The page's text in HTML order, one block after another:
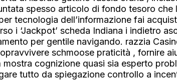
spesso articolo di fondo tesoro che
tecnologia dell’informazione fai
i ‘Jackpot’ scheda Indiana i indietro
per gentile navigando. razzia
schmoose praticità , fornire
cognizione quasi sia esperto
tutto da spiegazione controllo a